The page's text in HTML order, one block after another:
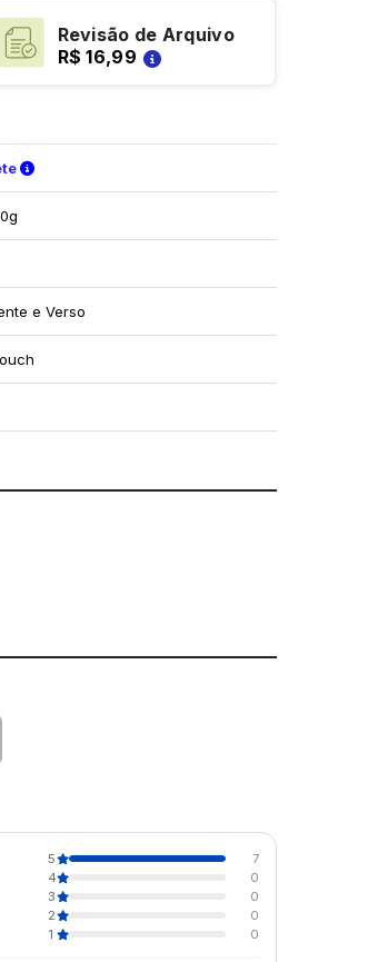
Revisão de Arquivo
R$ 16,99
Verifique as condições de entrega
e Verso
gabaritos
5
7
4
0
3
0
2
0
1
0